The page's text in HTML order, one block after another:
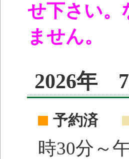
せ下さい。
ません。
2026年 7
予約済
時30分～